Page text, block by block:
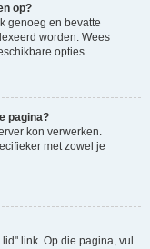
op?
genoeg en bevatte
worden. Wees
opties.
pagina?
kon verwerken.
met zowel je
link. Op die pagina, vul